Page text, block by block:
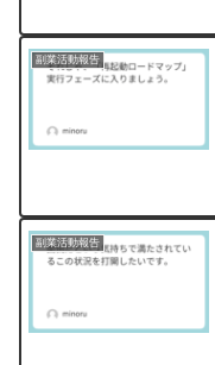
副業活動報告
副業活動報告